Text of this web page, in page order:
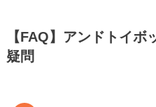
【FAQ】アンドトイ
疑問